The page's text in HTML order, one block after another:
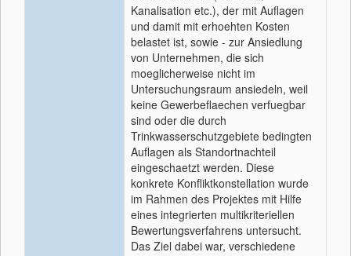
Kanalisation etc.), der mit Auflagen
und damit mit erhoehten Kosten
belastet ist, sowie - zur Ansiedlung
von Unternehmen, die sich
moeglicherweise nicht im
Untersuchungsraum ansiedeln, weil
keine Gewerbeflaechen verfuegbar
sind oder die durch
Trinkwasserschutzgebiete bedingten
Auflagen als Standortnachteil
eingeschaetzt werden. Diese
konkrete Konfliktkonstellation wurde
im Rahmen des Projektes mit Hilfe
eines integrierten multikriteriellen
Bewertungsverfahrens untersucht.
Das Ziel dabei war, verschiedene